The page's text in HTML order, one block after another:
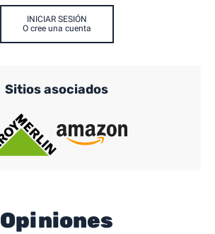
INICIAR SESIÓN
O cree una cuenta
Sitios asociados
Opiniones